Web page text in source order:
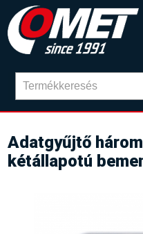
Adatgyűjtő
kétállapotú